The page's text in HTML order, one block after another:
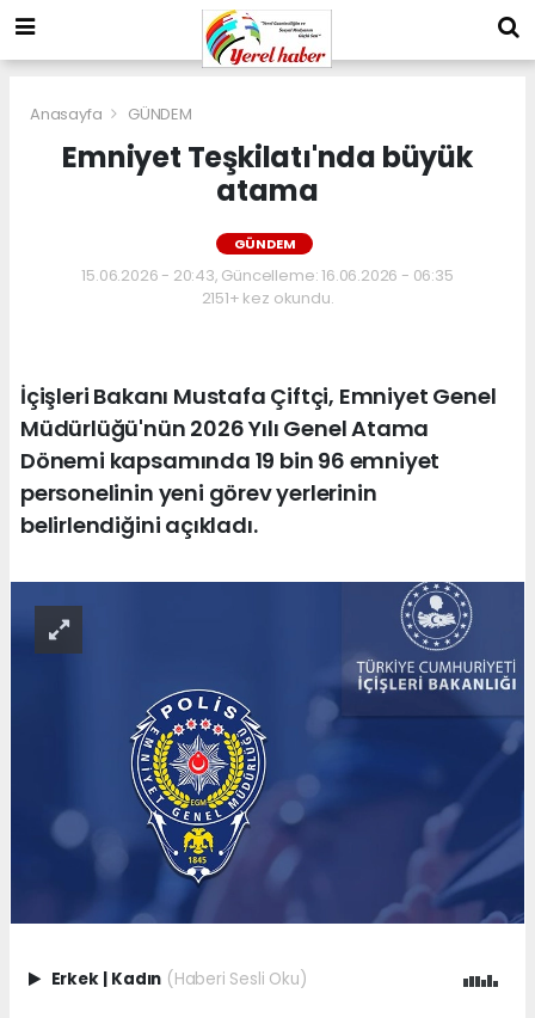
Anasayfa GÜNDEM
Emniyet Teşkilatı'nda büyük
atama
GÜNDEM
15.06.2026 - 20:43, Güncelleme: 16.06.2026 - 06:35
2151+ kez okundu.
İçişleri Bakanı Mustafa Çiftçi, Emniyet Genel
Müdürlüğü'nün 2026 Yılı Genel Atama
Dönemi kapsamında 19 bin 96 emniyet
personelinin yeni görev yerlerinin
belirlendiğini açıkladı.
Erkek Kadın (Haberi Sesli Oku)